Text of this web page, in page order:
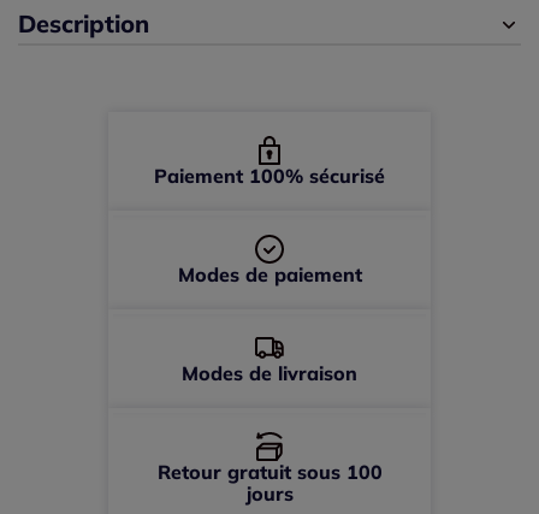
Description
Paiement 100% sécurisé
Modes de paiement
Modes de livraison
Retour gratuit sous 100
jours